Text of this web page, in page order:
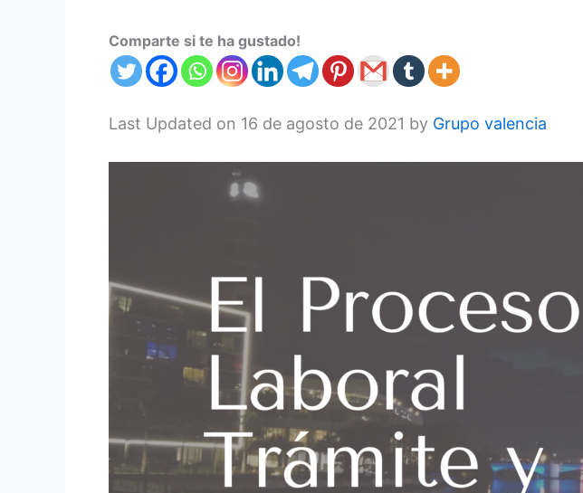
Comparte si te ha gustado!
Last Updated on 16 de agosto de 2021 by Grupo valencia